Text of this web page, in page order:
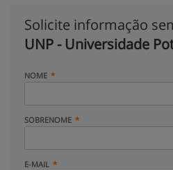
Solicite informação
UNP - Universidade
NOME
SOBRENOME
E-MAIL